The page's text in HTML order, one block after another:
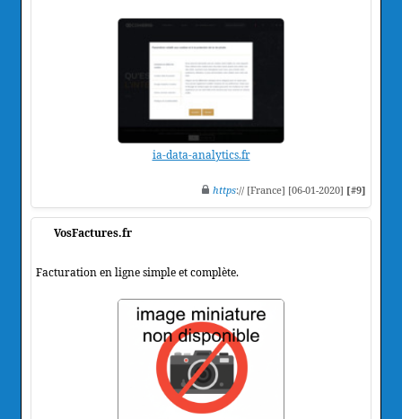
ia-data-analytics.fr
https:// [France] [06-01-2020] [#9]
VosFactures.fr
Facturation en ligne simple et complète.